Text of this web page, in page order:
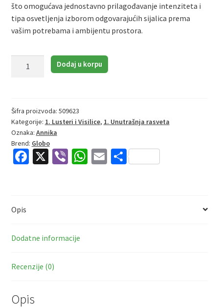
što omogućava jednostavno prilagođavanje intenziteta i
tipa osvetljenja izborom odgovarajućih sijalica prema
vašim potrebama i ambijentu prostora.
|
Visilica
|
crna
Dodaj u korpu
Šifra proizvoda: 509623
Kategorije: 1. Lusteri i Visilice, 1. Unutrašnja rasveta
Oznaka: Annika
Brend: Globo
Fa
k
X Vi W E S
Opis
Dodatne informacije
Recenzije (0)
Opis